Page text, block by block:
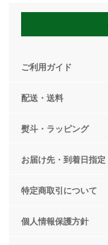
ご利用ガイド
配送・送料
熨斗・ラッピング
お届け先・到着日指定
特定商取引について
個人情報保護方針